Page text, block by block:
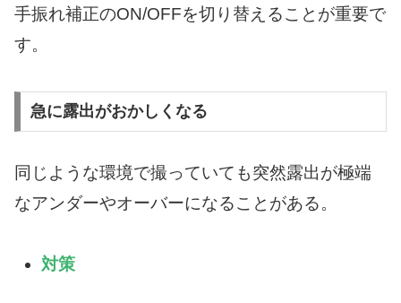
手振れ補正のON/OFFを切り替えることが重要で
す。
急に露出がおかしくなる
同じような環境で撮っていても突然露出が極端
なアンダーやオーバーになることがある。
対策